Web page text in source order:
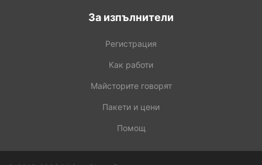
За изпълнители
Регистрация
Как работи
Майсторите говорят
Пакети и цени
Помощ